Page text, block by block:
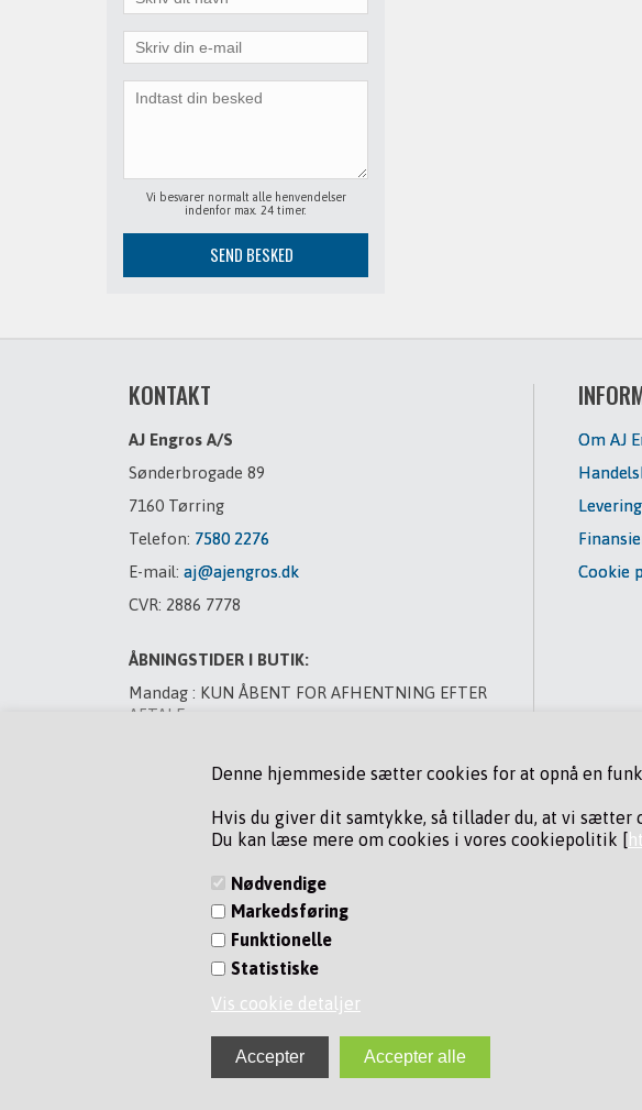
Denne hjemmeside sætter cookies for at opnå en
Hvis du giver dit samtykke, så tillader du, at vi sætter
Du kan læse mere om cookies i vores cookiepolitik [
Nødvendige
Markedsføring
Funktionelle
Statistiske
Vis cookie detaljer
Vi besvarer normalt alle henvendelser
indenfor max. 24 timer.
KONTAKT
AJ Engros A/S
Sønderbrogade 89
7160 Tørring
Telefon: 7580 2276
E-mail:aj@ajengros.dk
CVR: 2886 7778
ÅBNINGSTIDER I BUTIK:
Mandag : KUN ÅBENT FOR AFHENTNING EFTER
AFTALE
Onsdag : LUKKET
Torsdag : LUKKET
Fredag : LUKKET
Lørdag : LUKKET
VED BYTNING AF GAS MANDAG OG TORSDAG, RING
PÅ 75 80 22 76
ORDERE FRA WEBSHOP SENDES MANDAG &
Om AJ
Cookie